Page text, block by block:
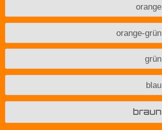
orange
orange-grün
grün
blau
braun